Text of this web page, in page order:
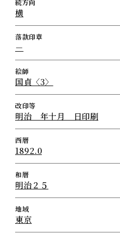
続方向
横
落款印章
－
絵師
国貞〈3〉
改印等
明治 年十月 日印刷
西暦
1892.0
和暦
明治２５
地域
東京